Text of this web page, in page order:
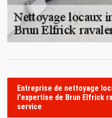
Entreprise de nettoyage
l'expertise de Brun Elfrick
service